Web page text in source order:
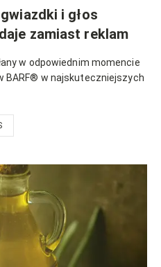
i głos
zamiast reklam
w odpowiednim momencie
BARF® w najskuteczniejszych